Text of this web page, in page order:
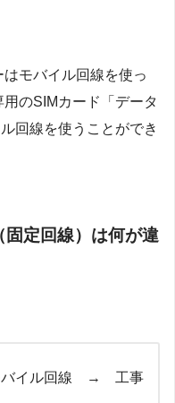
モバイル回線を使っ
のSIMカード「データ
回線を使うことができ
定回線）は何が違
イル回線 → 工事